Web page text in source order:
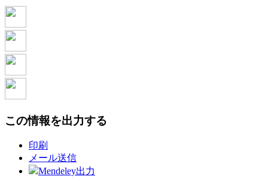
この情報を出力する
印刷
メール送信
Mendeley出力